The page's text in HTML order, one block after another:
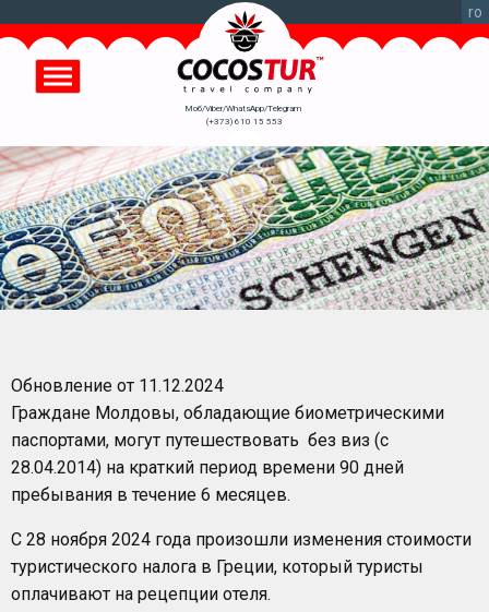
к
основному
содержанию
ro
Моб/Viber/WhatsApp/Telegram
(+373) 610 15 553
Oбновление от 11.12.2024
Граждане Молдовы, обладающие биометрическими
паспортами, могут путешествовать без виз (с
28.04.2014) на краткий период времени 90 дней
пребывания в течение 6 месяцев.
С 28 ноября 2024 года произошли изменения стоимости
туристического налога в Греции, который туристы
оплачивают на рецепции отеля.